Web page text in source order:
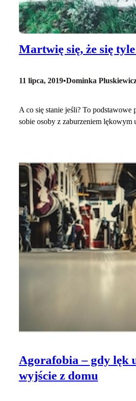
Martwię się, że się
11 lipca, 2019•Dominka
A co się stanie jeśli? To podstawowe
sobie osoby z zaburzeniem lękowym
Agorafobia – gdy lęk
wyjście z domu